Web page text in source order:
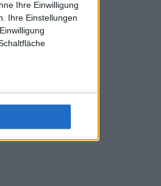
Ihre Einwilligung
Ihre Einstellungen
L-Struff wahrscheinlich morge 3 Spiele
1x Doppel) dank der
für F-A-A